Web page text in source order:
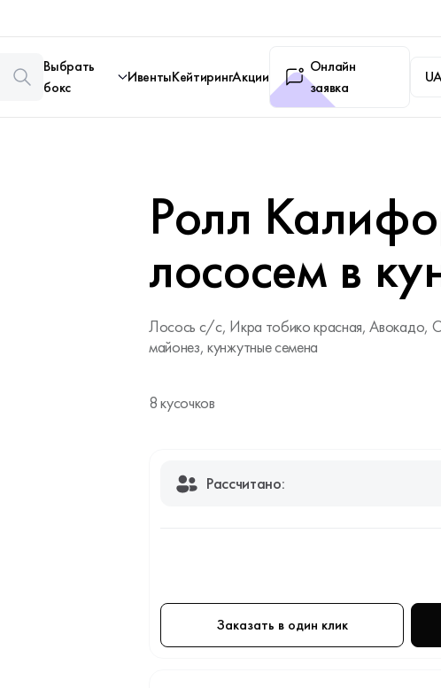
Выбрать
бокс
ИвентыКейтирингАкции
Онлайн
заявка
Ролл
лососем в
Лосось с/с, Икра тобико красная, Авокадо,
майонез, кунжутные семена
8 кусочков
Рассчитано:
Заказать в один клик